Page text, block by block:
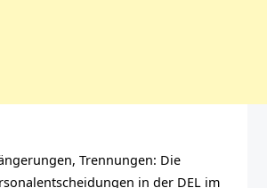
Trennungen: Die
in der DEL im